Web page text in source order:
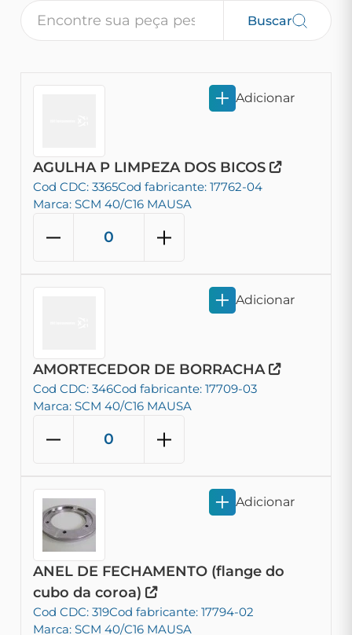
Buscar
AGULHA P LIMPEZA DOS BICOS
Cod CDC: 3365Cod fabricante: 17762-04
Marca: SCM 40/C16 MAUSA
Adicionar
AMORTECEDOR DE BORRACHA
Cod CDC: 346Cod fabricante: 17709-03
Marca: SCM 40/C16 MAUSA
Adicionar
ANEL DE FECHAMENTO (flange do
cubo da coroa)
Cod CDC: 319Cod fabricante: 17794-02
Marca: SCM 40/C16 MAUSA
Adicionar